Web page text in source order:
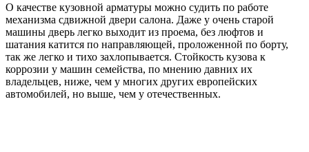
О качестве кузовной арматуры можно судить по работе
механизма сдвижной двери салона. Даже у очень старой
машины дверь легко выходит из проема, без люфтов и
шатания катится по направляющей, проложенной по борту,
так же легко и тихо захлопывается. Стойкость кузова к
коррозии у машин семейства, по мнению давних их
владельцев, ниже, чем у многих других европейских
автомобилей, но выше, чем у отечественных.